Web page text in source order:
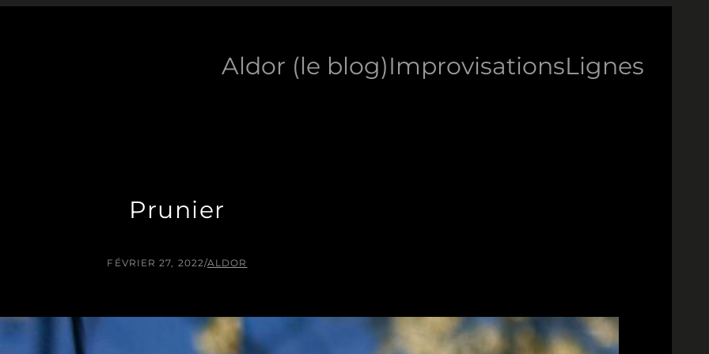
Aldor (le blog)ImprovisationsLignes
Prunier
FÉVRIER 27, 2022/ALDOR